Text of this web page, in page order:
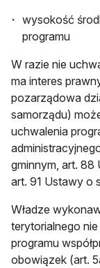
wysokość
programu
W razie nie
ma interes
pozarządowa
samorządu)
uchwalenia
gminnym, art.
art. 91 Ustawy o
Władze
terytorialnego
programu
obowiązek (art.